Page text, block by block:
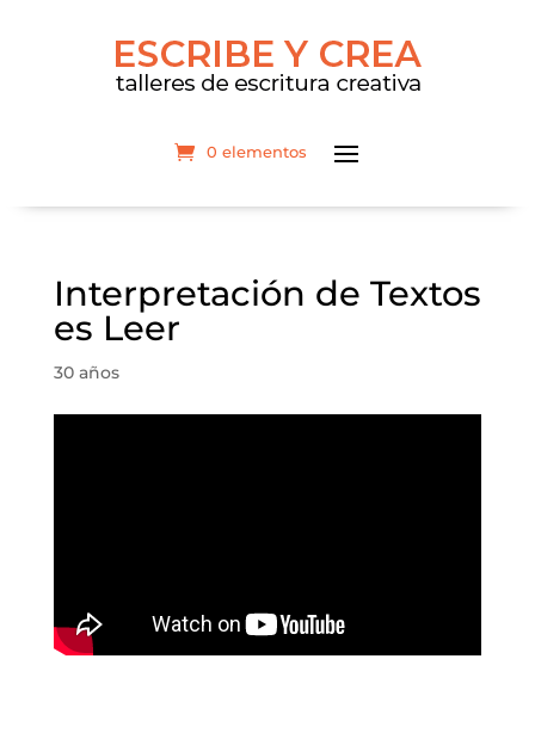
0 elementos
Interpretación de Textos
es Leer
30 años